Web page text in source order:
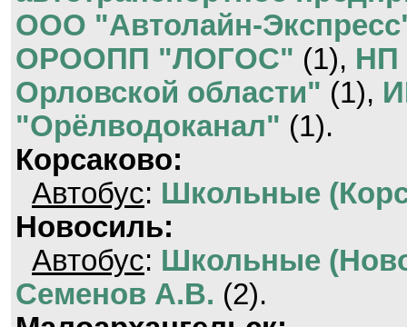
ООО "Автолайн-
ОРООПП "ЛОГОС" (1), НП
Орловской области" (1),
"Орёлводоканал" (1).
Корсаково:
Автобус: Школьные
Новосиль:
Автобус: Школьные
Семенов А.В. (2).